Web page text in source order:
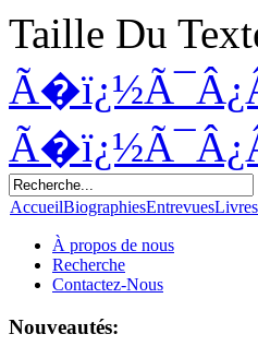
Taille Du
AccueilBiographiesEntrevuesLivres
À propos de nous
Recherche
Contactez-Nous
Nouveautés: